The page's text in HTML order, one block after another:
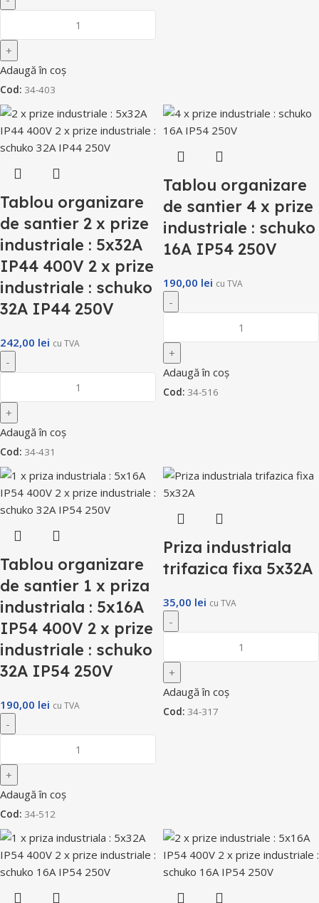
Adaugă în coș
Cod: 34-403
Tablou organizare
de santier 2 x prize
industriale : 5x32A
IP44 400V 2 x prize
industriale : schuko
32A IP44 250V
242,00 lei cu TVA
Adaugă în coș
Cod: 34-431
Tablou organizare
de santier 4 x prize
industriale : schuko
16A IP54 250V
190,00 lei cu TVA
Adaugă în coș
Cod: 34-516
Tablou organizare
de santier 1 x priza
industriala : 5x16A
IP54 400V 2 x prize
industriale : schuko
32A IP54 250V
190,00 lei cu TVA
Adaugă în coș
Cod: 34-512
Priza industriala
trifazica fixa 5x32A
35,00 lei cu TVA
Adaugă în coș
Cod: 34-317